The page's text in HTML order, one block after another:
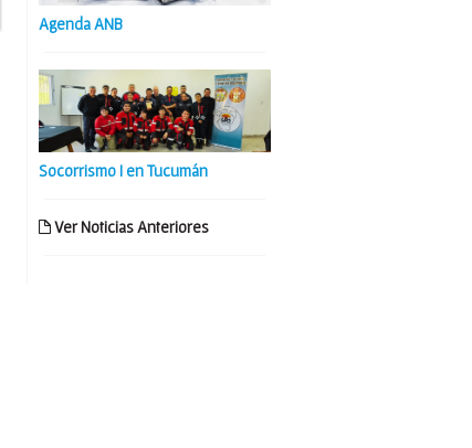
Agenda ANB
Socorrismo I en Tucumán
Ver Noticias Anteriores